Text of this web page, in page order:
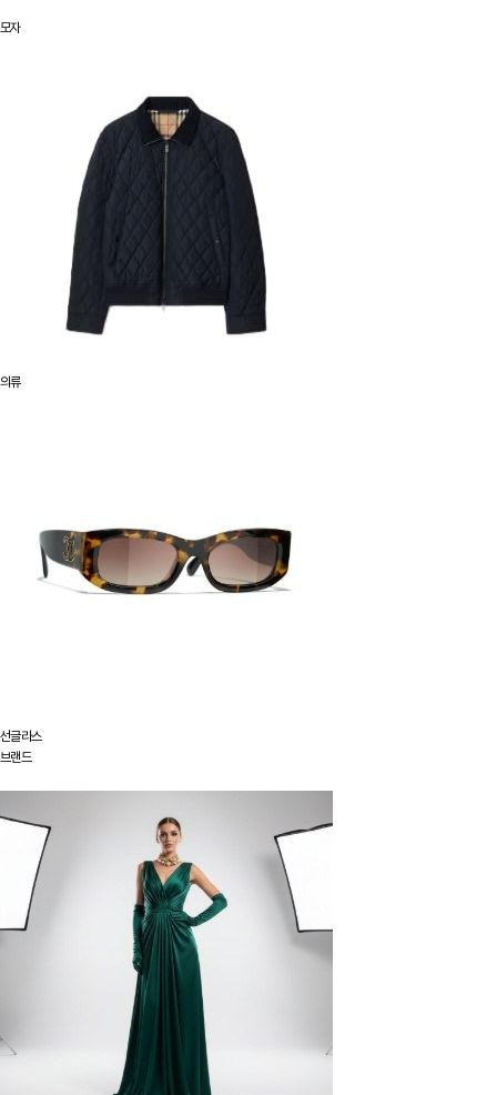
모자
의류
선글라스
브랜드